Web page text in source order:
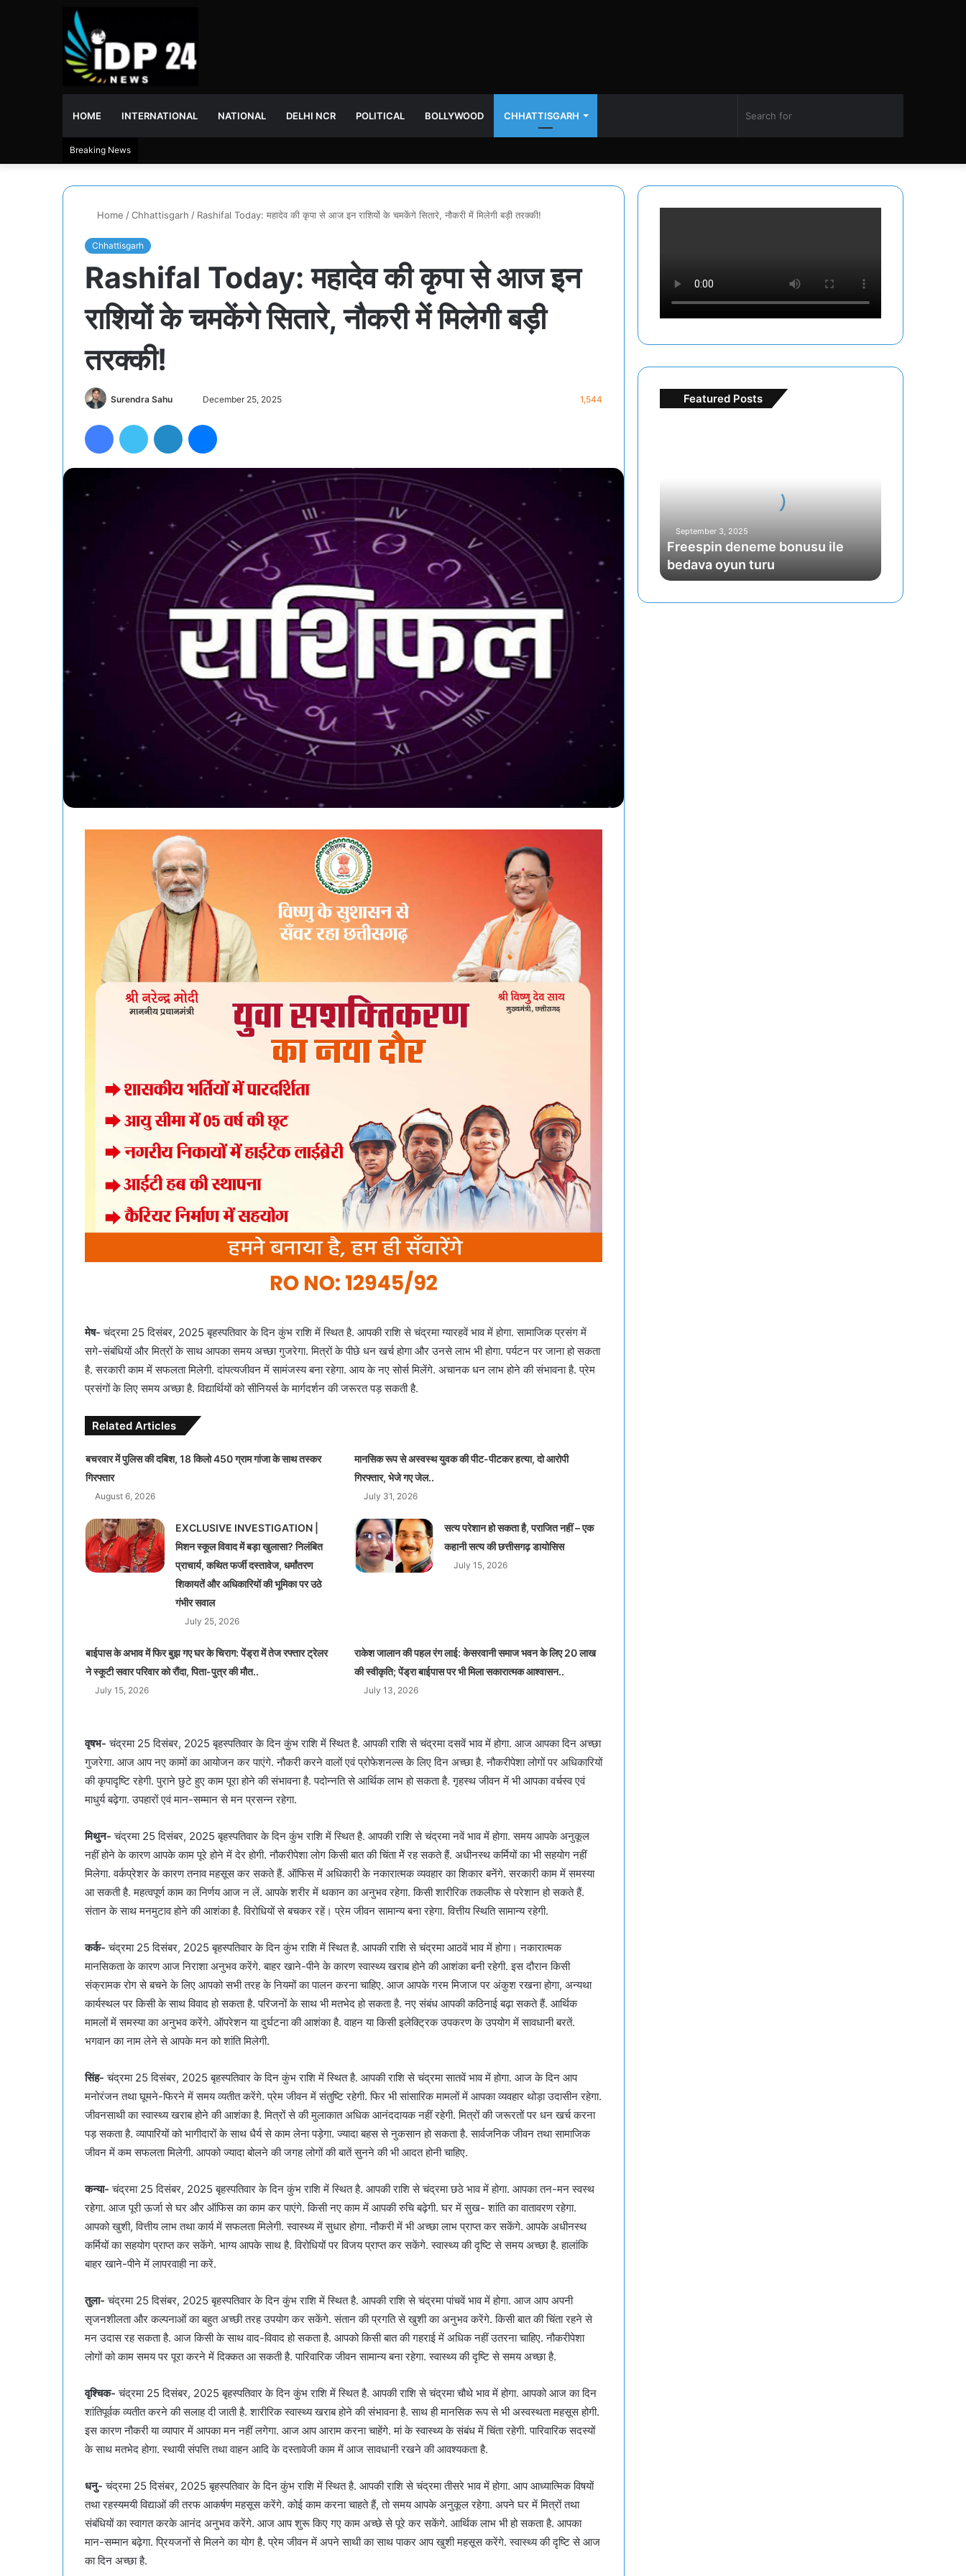
HOME INTERNATIONAL NATIONAL DELHI NCR POLITICAL BOLLYWOOD CHHATTISGARH Switch
Breaking News
Home /Chhattisgarh / Rashifal Today: महादेव की कृपा से आज इन राशियों के चमकेंगे सितारे, नौकरी में मिलेगी बड़ी तरक्की!
Chhattisgarh
Rashifal Today: महादेव की कृपा से आज इन
राशियों के चमकेंगे सितारे, नौकरी में मिलेगी बड़ी
तरक्की!
Surendra Sahu
email
December 25, 2025 1,544
FacebookTwitter LinkedIn
मेष- चंद्रमा 25 दिसंबर, 2025 बृहस्पतिवार के दिन कुंभ राशि में स्थित है. आपकी राशि से चंद्रमा ग्यारहवें भाव में होगा. सामाजिक प्रसंग में
सगे-संबंधियों और मित्रों के साथ आपका समय अच्छा गुजरेगा. मित्रों के पीछे धन खर्च होगा और उनसे लाभ भी होगा. पर्यटन पर जाना हो सकता
है. सरकारी काम में सफलता मिलेगी. दांपत्यजीवन में सामंजस्य बना रहेगा. आय के नए सोर्स मिलेंगे. अचानक धन लाभ होने की संभावना है. प्रेम
प्रसंगों के लिए समय अच्छा है. विद्यार्थियों को सीनियर्स के मार्गदर्शन की जरूरत पड़ सकती है.
Related Articles
बचरवार में पुलिस की दबिश, 18 किलो 450 ग्राम गांजा के साथ तस्कर
गिरफ्तार
August 6, 2026
मानसिक रूप से अस्वस्थ युवक की पीट-पीटकर हत्या, दो आरोपी
गिरफ्तार, भेजे गए जेल..
July 31, 2026
EXCLUSIVE INVESTIGATION |
मिशन स्कूल विवाद में बड़ा खुलासा? निलंबित
प्राचार्य, कथित फर्जी दस्तावेज, धर्मांतरण
शिकायतें और अधिकारियों की भूमिका पर उठे
गंभीर सवाल
July 25, 2026
सत्य परेशान हो सकता है, पराजित नहीं – एक
कहानी सत्य की छत्तीसगढ़ डायोसिस
July 15, 2026
बाईपास के अभाव में फिर बुझ गए घर के चिराग: पेंड्रा में तेज रफ्तार ट्रेलर
ने स्कूटी सवार परिवार को रौंदा, पिता-पुत्र की मौत..
July 15, 2026
राकेश जालान की पहल रंग लाई: केसरवानी समाज भवन के लिए 20 लाख
की स्वीकृति; पेंड्रा बाईपास पर भी मिला सकारात्मक आश्वासन..
July 13, 2026
वृषभ- चंद्रमा 25 दिसंबर, 2025 बृहस्पतिवार के दिन कुंभ राशि में स्थित है. आपकी राशि से चंद्रमा दसवें भाव में होगा. आज आपका दिन अच्छा
गुजरेगा. आज आप नए कामों का आयोजन कर पाएंगे. नौकरी करने वालों एवं प्रोफेशनल्स के लिए दिन अच्छा है. नौकरीपेशा लोगों पर अधिकारियों
की कृपादृष्टि रहेगी. पुराने छुटे हुए काम पूरा होने की संभावना है. पदोन्नति से आर्थिक लाभ हो सकता है. गृहस्थ जीवन में भी आपका वर्चस्व एवं
माधुर्य बढ़ेगा. उपहारों एवं मान-सम्मान से मन प्रसन्न रहेगा.
मिथुन- चंद्रमा 25 दिसंबर, 2025 बृहस्पतिवार के दिन कुंभ राशि में स्थित है. आपकी राशि से चंद्रमा नवें भाव में होगा. समय आपके अनुकूल
नहीं होने के कारण आपके काम पूरे होने में देर होगी. नौकरीपेशा लोग किसी बात की चिंता मेें रह सकते हैं. अधीनस्थ कर्मियों का भी सहयोग नहीं
मिलेगा. वर्कप्रेशर के कारण तनाव महसूस कर सकते हैं. ऑफिस में अधिकारी के नकारात्मक व्यवहार का शिकार बनेंगे. सरकारी काम में समस्या
आ सकती है. महत्वपूर्ण काम का निर्णय आज न लें. आपके शरीर में थकान का अनुभव रहेगा. किसी शारीरिक तकलीफ से परेशान हो सकते हैं.
संतान के साथ मनमुटाव होने की आशंका है. विरोधियों से बचकर रहें। प्रेम जीवन सामान्य बना रहेगा. वित्तीय स्थिति सामान्य रहेगी.
कर्क- चंद्रमा 25 दिसंबर, 2025 बृहस्पतिवार के दिन कुंभ राशि में स्थित है. आपकी राशि से चंद्रमा आठवें भाव में होगा। नकारात्मक
मानसिकता के कारण आज निराशा अनुभव करेंगे. बाहर खाने-पीने के कारण स्वास्थ्य खराब होने की आशंका बनी रहेगी. इस दौरान किसी
संक्रामक रोग से बचने के लिए आपको सभी तरह के नियमों का पालन करना चाहिए. आज आपके गरम मिजाज पर अंकुश रखना होगा, अन्यथा
कार्यस्थल पर किसी के साथ विवाद हो सकता है. परिजनों के साथ भी मतभेद हो सकता है. नए संबंध आपकी कठिनाई बढ़ा सकते हैं. आर्थिक
मामलों में समस्या का अनुभव करेंगे. ऑपरेशन या दुर्घटना की आशंका है. वाहन या किसी इलेक्ट्रिक उपकरण के उपयोग में सावधानी बरतें.
भगवान का नाम लेने से आपके मन को शांति मिलेगी.
सिंह- चंद्रमा 25 दिसंबर, 2025 बृहस्पतिवार के दिन कुंभ राशि में स्थित है. आपकी राशि से चंद्रमा सातवें भाव में होगा. आज के दिन आप
मनोरंजन तथा घूमने-फिरने में समय व्यतीत करेंगे. प्रेम जीवन में संतुष्टि रहेगी. फिर भी सांसारिक मामलों में आपका व्यवहार थोड़ा उदासीन रहेगा.
जीवनसाथी का स्वास्थ्य खराब होने की आशंका है. मित्रों से की मुलाकात अधिक आनंददायक नहीं रहेगी. मित्रों की जरूरतों पर धन खर्च करना
पड़ सकता है. व्यापारियों को भागीदारों के साथ धैर्य से काम लेना पड़ेगा. ज्यादा बहस से नुकसान हो सकता है. सार्वजनिक जीवन तथा सामाजिक
जीवन में कम सफलता मिलेगी. आपको ज्यादा बोलने की जगह लोगों की बातें सुनने की भी आदत होनी चाहिए.
कन्या- चंद्रमा 25 दिसंबर, 2025 बृहस्पतिवार के दिन कुंभ राशि में स्थित है. आपकी राशि से चंद्रमा छठे भाव में होगा. आपका तन-मन स्वस्थ
रहेगा. आज पूरी ऊर्जा से घर और ऑफिस का काम कर पाएंगे. किसी नए काम में आपकी रुचि बढ़ेगी. घर में सुख- शांति का वातावरण रहेगा.
आपको खुशी, वित्तीय लाभ तथा कार्य में सफलता मिलेगी. स्वास्थ्य में सुधार होगा. नौकरी में भी अच्छा लाभ प्राप्त कर सकेंगे. आपके अधीनस्थ
कर्मियों का सहयोग प्राप्त कर सकेंगे. भाग्य आपके साथ है. विरोधियों पर विजय प्राप्त कर सकेंगे. स्वास्थ्य की दृष्टि से समय अच्छा है. हालांकि
बाहर खाने-पीने में लापरवाही ना करें.
तुला- चंद्रमा 25 दिसंबर, 2025 बृहस्पतिवार के दिन कुंभ राशि में स्थित है. आपकी राशि से चंद्रमा पांचवें भाव में होगा. आज आप अपनी
सृजनशीलता और कल्पनाओं का बहुत अच्छी तरह उपयोग कर सकेंगे. संतान की प्रगति से खुशी का अनुभव करेंगे. किसी बात की चिंता रहने से
मन उदास रह सकता है. आज किसी के साथ वाद-विवाद हो सकता है. आपको किसी बात की गहराई में अधिक नहीं उतरना चाहिए. नौकरीपेशा
लोगों को काम समय पर पूरा करने में दिक्कत आ सकती है. पारिवारिक जीवन सामान्य बना रहेगा. स्वास्थ्य की दृष्टि से समय अच्छा है.
वृश्चिक- चंद्रमा 25 दिसंबर, 2025 बृहस्पतिवार के दिन कुंभ राशि में स्थित है. आपकी राशि से चंद्रमा चौथे भाव में होगा. आपको आज का दिन
शांतिपूर्वक व्यतीत करने की सलाह दी जाती है. शारीरिक स्वास्थ्य खराब होने की संभावना है. साथ ही मानसिक रूप से भी अस्वस्थता महसूस होगी.
इस कारण नौकरी या व्यापार में आपका मन नहीं लगेगा. आज आप आराम करना चाहेंगे. मां के स्वास्थ्य के संबंध में चिंता रहेगी. पारिवारिक सदस्यों
के साथ मतभेद होगा. स्थायी संपत्ति तथा वाहन आदि के दस्तावेजी काम में आज सावधानी रखने की आवश्यकता है.
धनु- चंद्रमा 25 दिसंबर, 2025 बृहस्पतिवार के दिन कुंभ राशि में स्थित है. आपकी राशि से चंद्रमा तीसरे भाव में होगा. आप आध्यात्मिक विषयों
तथा रहस्यमयी विद्याओं की तरफ आकर्षण महसूस करेंगे. कोई काम करना चाहते हैं, तो समय आपके अनुकूल रहेगा. अपने घर में मित्रों तथा
संबंधियों का स्वागत करके आनंद अनुभव करेंगे. आज आप शुरू किए गए काम अच्छे से पूरे कर सकेंगे. आर्थिक लाभ भी हो सकता है. आपका
मान-सम्मान बढ़ेगा. प्रियजनों से मिलने का योग है. प्रेम जीवन में अपने साथी का साथ पाकर आप खुशी महसूस करेंगे. स्वास्थ्य की दृष्टि से आज
का दिन अच्छा है.
Featured Posts
September 3, 2025
Freespin deneme bonusu ile
bedava oyun turu